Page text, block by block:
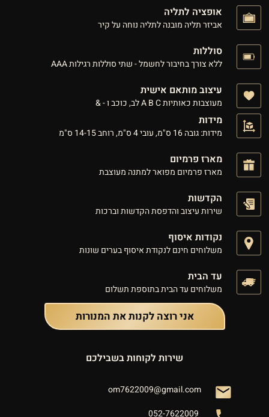
אופציה לתליה
אביזר תליה מובנה לתליה נוחה על קיר
סוללות
ללא צורך בחיבור לחשמל - שתי סוללות רגילות AAA
עיצוב מותאם אישית
מעוצבות כאותיות A B C לב, כוכב ו - &
מידות
מידות: גובה 16 ס"מ, עובי 4 ס"מ, רוחב 14-15 ס"מ
מארז פרמיום
מארז פרמיום מפואר למתנה מעוצבת
הקדשות
שירות עיצוב והדפסת הקדשות וברכות
נקודות איסוף
משלוחים חינם לנקודת איסוף בערים שונות
עד הבית
משלוחים עד הבית בתוספת תשלום
אני רוצה לקנות את המנורות
שירות לקוחות בשבילכם
om7622009@gmail.com
052-7622009